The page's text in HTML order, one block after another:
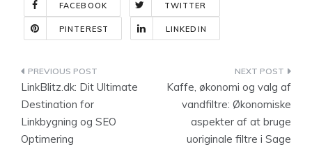
FACEBOOK TWITTER
PINTEREST LINKEDIN
Indlægsnavigation
LinkBlitz.dk: Dit Ultimate
Destination for
Linkbygning og SEO
Optimering
Kaffe, økonomi og valg af
vandfiltre: Økonomiske
aspekter af at bruge
uoriginale filtre i Sage